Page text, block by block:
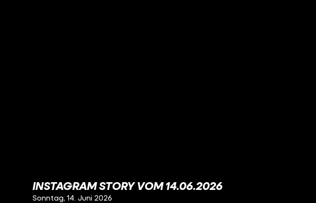
INSTAGRAM STORY VOM 14.06.2026
Sonntag, 14. Juni 2026